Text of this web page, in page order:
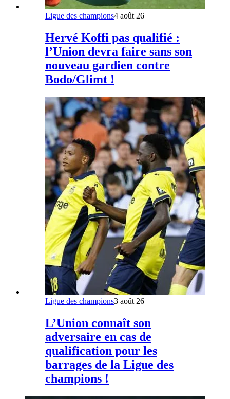
Ligue des champions4 août 26
Hervé Koffi pas qualifié :
l’Union devra faire sans son
nouveau gardien contre
Bodo/Glimt !
Ligue des champions3 août 26
L’Union connaît son
adversaire en cas de
qualification pour les
barrages de la Ligue des
champions !